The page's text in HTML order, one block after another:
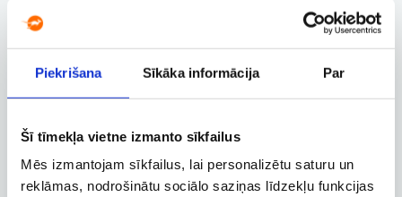
Piekrišana Sīkāka informācija Par
Šī tīmekļa vietne izmanto sīkfailus
Mēs izmantojam sīkfailus, lai personalizētu saturu un
reklāmas, nodrošinātu sociālo saziņas līdzekļu funkcijas
Rezervācijas pārvaldība